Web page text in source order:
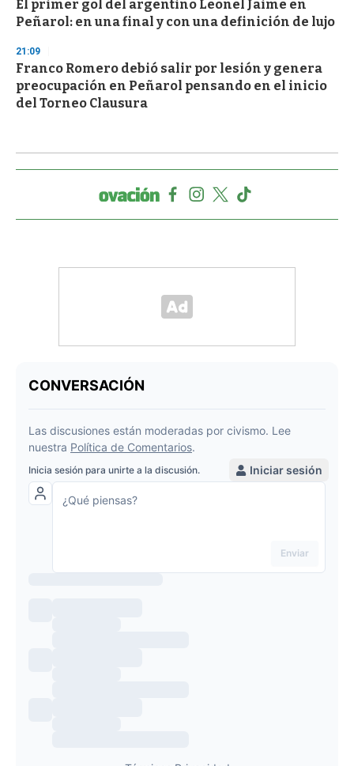
El primer gol del argentino Leonel Jaime en
Peñarol: en una final y con una definición de lujo
21:09
Franco Romero debió salir por lesión y genera
preocupación en Peñarol pensando en el inicio
del Torneo Clausura